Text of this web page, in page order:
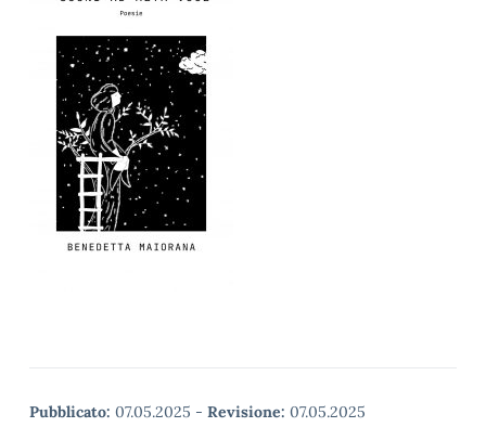
Pubblicato: 07.05.2025 - Revisione: 07.05.2025